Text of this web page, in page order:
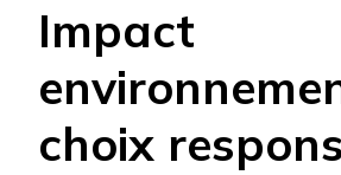
Impact
choix